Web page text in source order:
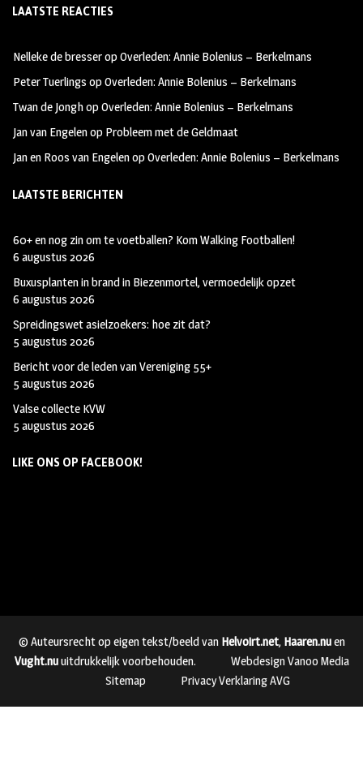
b
oo
k
ag
m
tt
LAATSTE REACTIES
Nelleke de bresseropOverleden: Annie Bolenius – Berkelmans
Peter Tuerlings opOverleden: Annie Bolenius – Berkelmans
Twan de JonghopOverleden: Annie Bolenius – Berkelmans
Jan van Engelenop Probleem met de Geldmaat
Jan en Roos van EngelenopOverleden: Annie Bolenius – Berkelmans
LAATSTE BERICHTEN
60+ en nog zin om te voetballen? Kom Walking Footballen!
6 augustus 2026
Buxusplanten in brand in Biezenmortel, vermoedelijk opzet
6 augustus 2026
Spreidingswet asielzoekers: hoe zit dat?
5 augustus 2026
Bericht voor de leden van Vereniging 55+
5 augustus 2026
Valse collecte KVW
5 augustus 2026
LIKE ONS OP FACEBOOK!
© Auteursrecht op eigen tekst/beeld van Helvoirt.net, Haaren.nuen
Vught.nuuitdrukkelijk voorbehouden.
Webdesign Vanoo Media
Sitemap
Privacy Verklaring AVG